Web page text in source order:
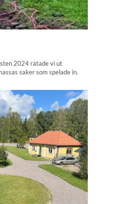
2024 rätade vi ut
saker som spelade in.